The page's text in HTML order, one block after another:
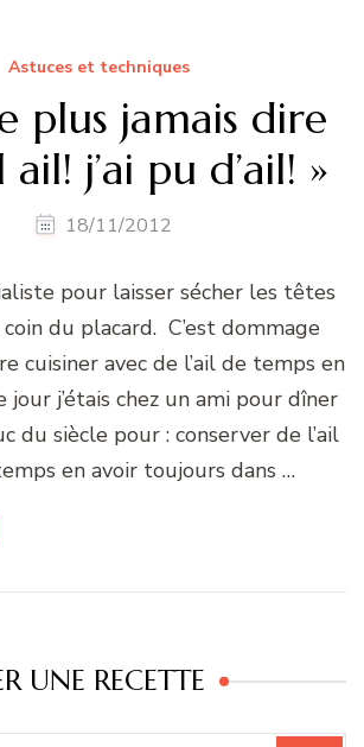
Astuces et techniques
plus jamais dire
j’ai pu d’ail! »
18/11/2012
pour laisser sécher les têtes
coin du placard. C’est dommage
cuisiner avec de l’ail de temps en
jour j’étais chez un ami pour dîner
du siècle pour : conserver de l’ail
en avoir toujours dans …
UNE RECETTE